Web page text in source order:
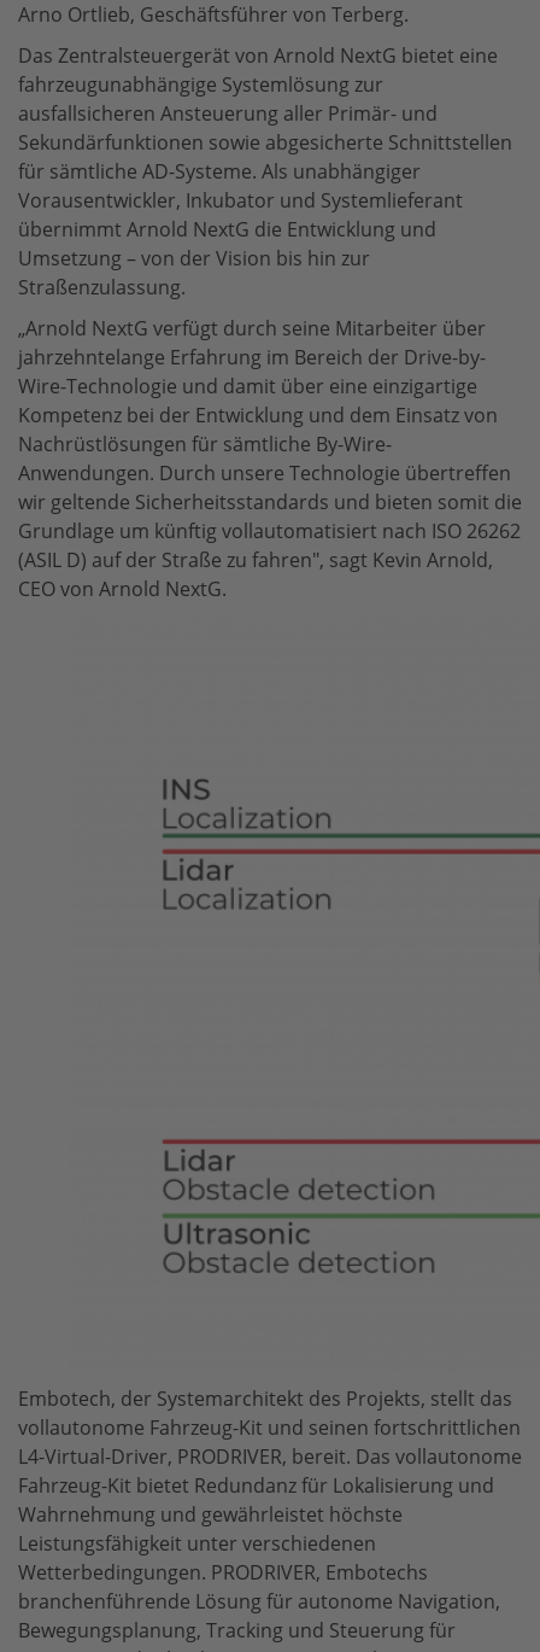
Arno Ortlieb, Geschäftsführer von Terberg.
Das Zentralsteuergerät von Arnold NextG bietet eine
fahrzeugunabhängige Systemlösung zur
ausfallsicheren Ansteuerung aller Primär- und
Sekundärfunktionen sowie abgesicherte Schnittstellen
für sämtliche AD-Systeme. Als unabhängiger
Vorausentwickler, Inkubator und Systemlieferant
übernimmt Arnold NextG die Entwicklung und
Umsetzung – von der Vision bis hin zur
Straßenzulassung.
„Arnold NextG verfügt durch seine Mitarbeiter über
jahrzehntelange Erfahrung im Bereich der Drive-by-
Wire-Technologie und damit über eine einzigartige
Kompetenz bei der Entwicklung und dem Einsatz von
Nachrüstlösungen für sämtliche By-Wire-
Anwendungen. Durch unsere Technologie übertreffen
wir geltende Sicherheitsstandards und bieten somit die
Grundlage um künftig vollautomatisiert nach ISO 26262
(ASIL D) auf der Straße zu fahren", sagt Kevin Arnold,
CEO von Arnold NextG.
Embotech, der Systemarchitekt des Projekts, stellt das
vollautonome Fahrzeug-Kit und seinen fortschrittlichen
L4-Virtual-Driver, PRODRIVER, bereit. Das vollautonome
Fahrzeug-Kit bietet Redundanz für Lokalisierung und
Wahrnehmung und gewährleistet höchste
Leistungsfähigkeit unter verschiedenen
Wetterbedingungen. PRODRIVER, Embotechs
branchenführende Lösung für autonome Navigation,
Bewegungsplanung, Tracking und Steuerung für